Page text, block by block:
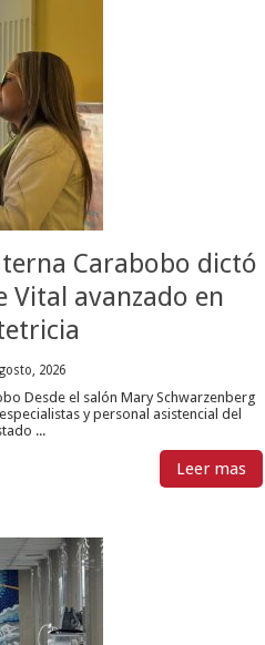
Carabobo dictó
Vital avanzado en
2026
Desde el salón Mary Schwarzenberg
y personal asistencial del
...
Leer mas